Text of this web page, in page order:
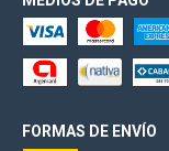
FORMAS DE ENVÍO